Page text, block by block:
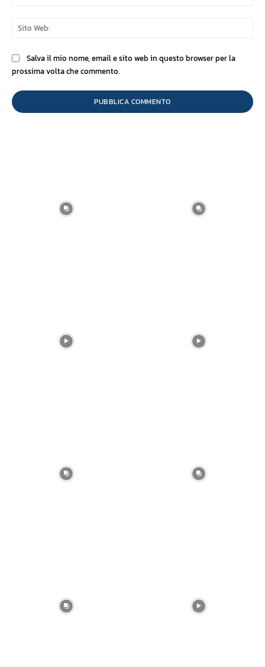
Salva il mio nome, email e sito web in questo browser per la
prossima volta che commento.